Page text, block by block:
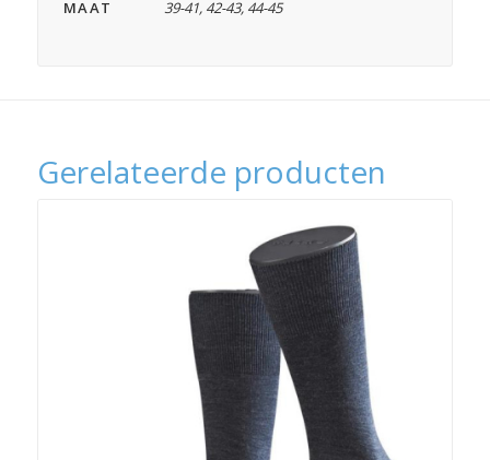
MAAT
39-41, 42-43, 44-45
Gerelateerde producten